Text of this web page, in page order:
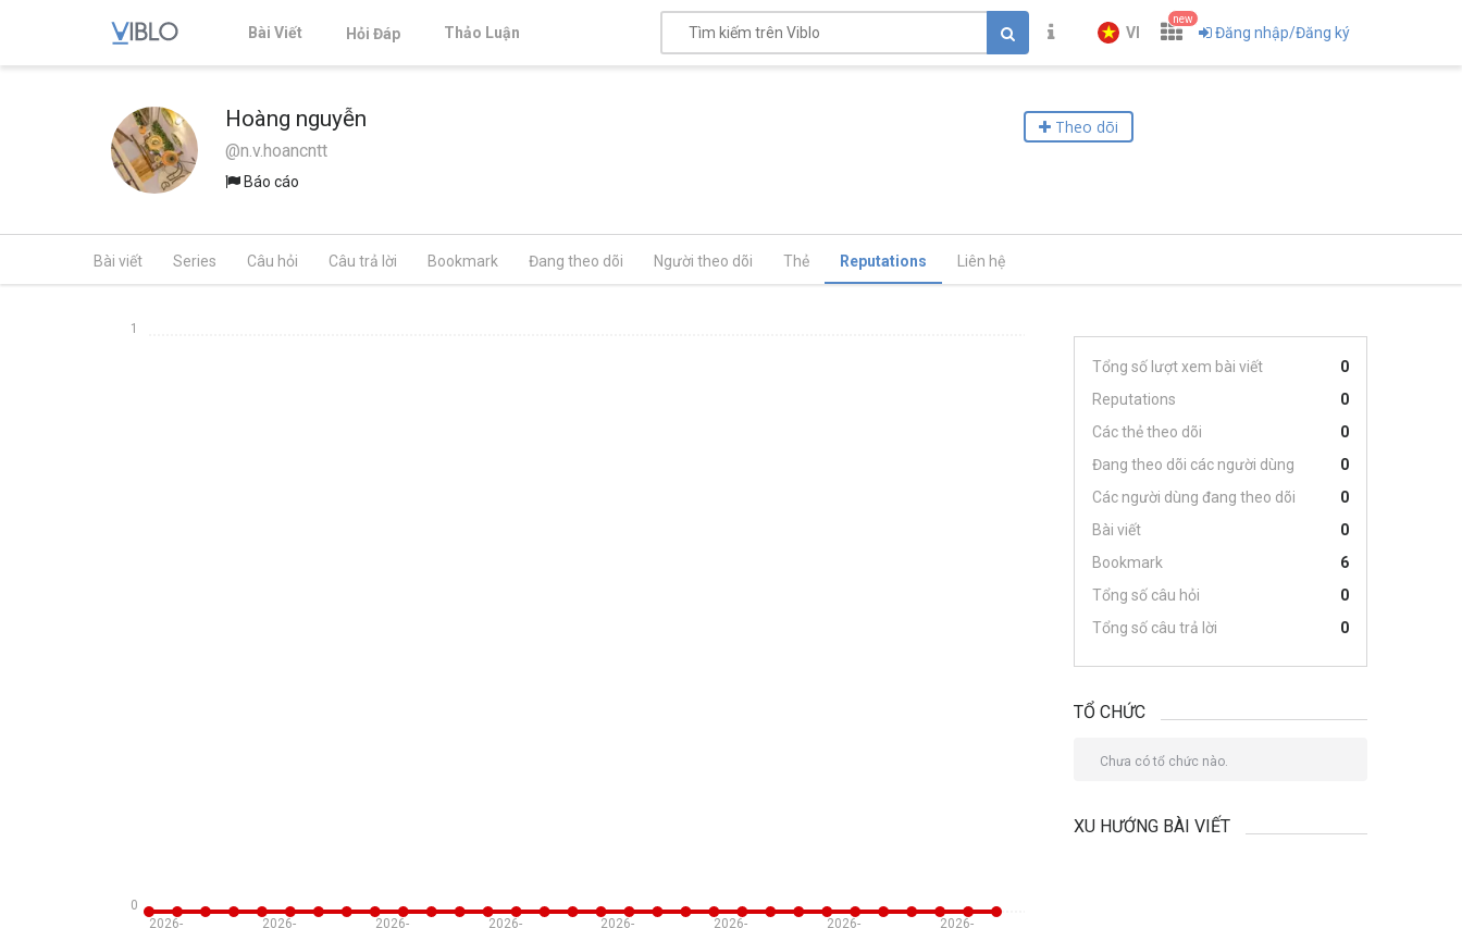
Bài Viết Hỏi Đáp Thảo Luận VI
new
Đăng nhập/Đăng ký
Hoàng nguyễn
@n.v.hoancntt
Báo cáo
Theo dõi
Bài viết Series Câu hỏi Câu trả lời Bookmark Đang theo dõi Người theo dõi Thẻ Reputations Liên hệ
2026-
2026-
2026-
2026-
2026-
2026-
2026-
2026-
0
1
Tổng số lượt xem bài viết
0
Reputations
0
Các thẻ theo dõi
0
Đang theo dõi các người dùng
0
Các người dùng đang theo dõi
0
Bài viết
0
Bookmark
6
Tổng số câu hỏi
0
Tổng số câu trả lời
0
TỔ CHỨC
Chưa có tổ chức nào.
XU HƯỚNG BÀI VIẾT